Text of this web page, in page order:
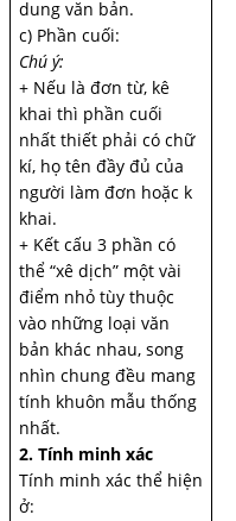
dung văn bản.
c) Phần cuối:
Chú ý:
+ Nếu là đơn từ, kê
khai thì phần cuối
nhất thiết phải có chữ
kí, họ tên đầy đủ của
người làm đơn hoặc k
khai.
+ Kết cấu 3 phần có
thể “xê dịch” một vài
điểm nhỏ tùy thuộc
vào những loại văn
bản khác nhau, song
nhìn chung đều mang
tính khuôn mẫu thống
nhất.
2. Tính minh xác
Tính minh xác thể hiện
ở: